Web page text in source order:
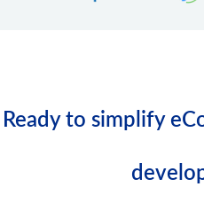
Ready to simplify